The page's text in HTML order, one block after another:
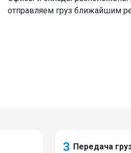
отправляем груз ближайшим
3 Передача